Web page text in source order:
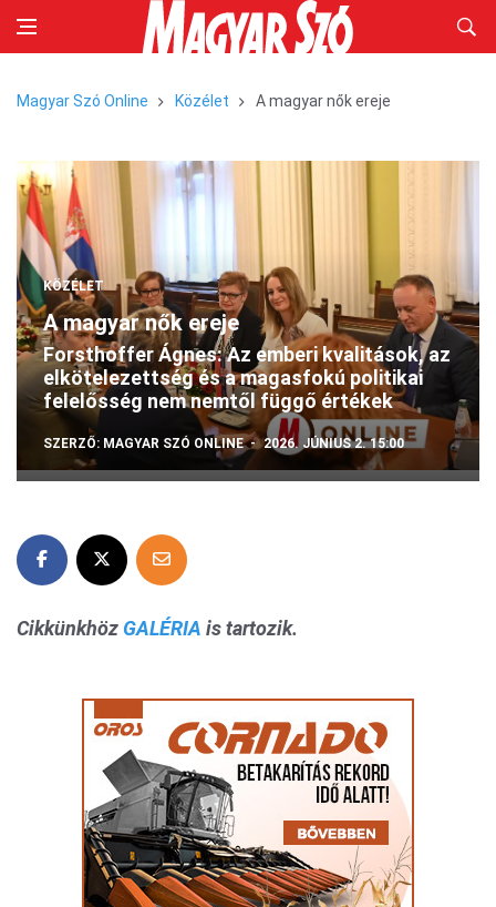
Magyar Szó Online Közélet A magyar nők ereje
KÖZÉLET
A magyar nők ereje
Forsthoffer Ágnes: Az emberi kvalitások, az
elkötelezettség és a magasfokú politikai
felelősség nem nemtől függő értékek
SZERZŐ: MAGYAR SZÓ ONLINE 2026. JÚNIUS 2. 15:00
Cikkünkhöz GALÉRIA is tartozik.